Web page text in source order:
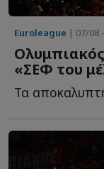
Euroleague | 07/08
«ΣΕΦ του